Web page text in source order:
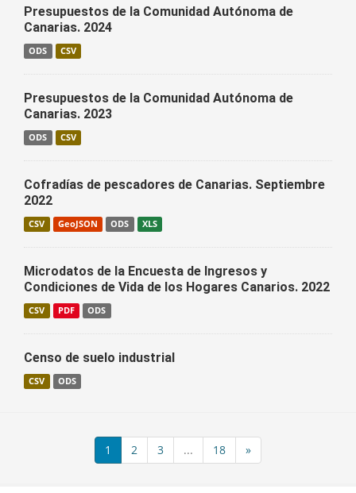
Presupuestos de la Comunidad Autónoma de
Canarias. 2024
ODS CSV
Presupuestos de la Comunidad Autónoma de
Canarias. 2023
ODS CSV
Cofradías de pescadores de Canarias. Septiembre
2022
CSV GeoJSON ODS XLS
Microdatos de la Encuesta de Ingresos y
Condiciones de Vida de los Hogares Canarios. 2022
CSV PDF ODS
Censo de suelo industrial
CSV ODS
1 2 3 ... 18 »